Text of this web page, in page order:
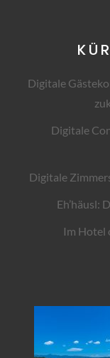
Digitale
Digitale
Digitale
Eh’häusl:
Im Hotel